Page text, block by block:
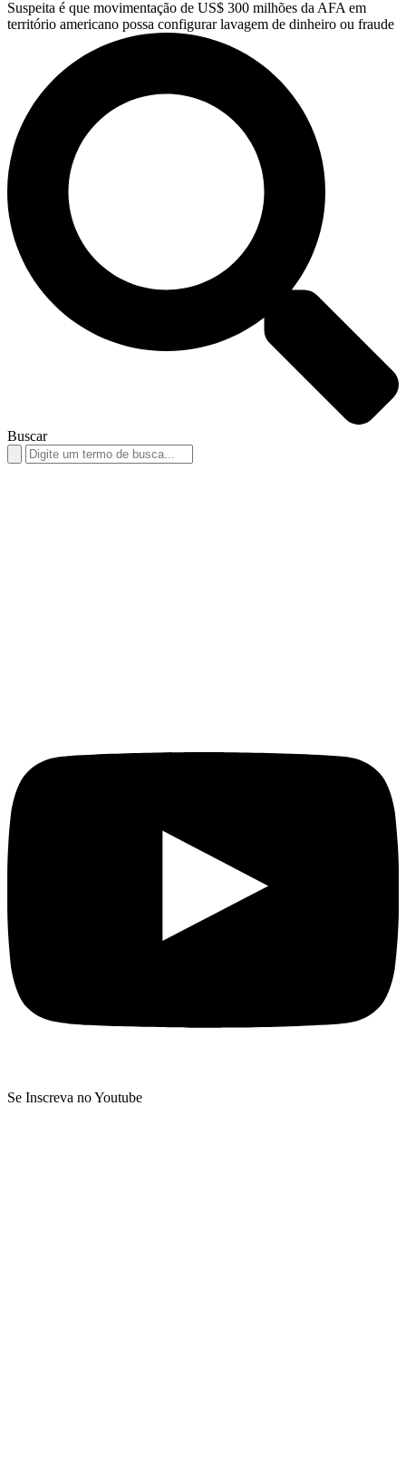
Suspeita é que movimentação de US$ 300 milhões da AFA em
território americano possa configurar lavagem de dinheiro ou fraude
Buscar
Search
for:
Se Inscreva no Youtube